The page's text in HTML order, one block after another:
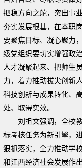
把稳方向之舵，突出事
夯实发展根基，在本职
要聚焦目标、凝心聚力
级党组织要切实增强政
人才凝聚起来、把师生
力，着力推动拔尖创新
科技创新与成果转化、
处、取得实效。
刘祖文强调，全校
标考核任务为新引擎，
狠抓落实，全力推动学
和江西经济社会发展作